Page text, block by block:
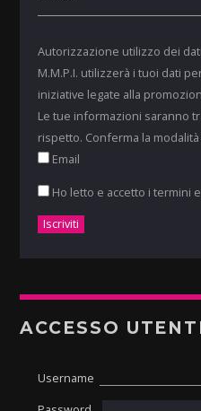
Autorizzazione utilizzo dei dati
M.M.P.I. utilizzerà i tuoi dati
iniziative legate alla
Le tue informazioni saranno
rispetto. Conferma la
Email
Ho letto e accetto i termini
ACCESSO
Username